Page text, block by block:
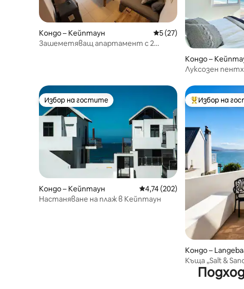
Кондо – Кейптаун Средна оценка: 5 от 5,
5 (27)
Зашеметяващ апартамент с 2
Кондо –
Луксозен
Избор на гостите
Избор на гостите
Кондо – Кейптаун Средна оценка: 4,74 от 5,
4,74 (202)
Настаняване на плаж в Кейптаун
Най-популярен
Избор на
Кондо –
Къща „Salt &
лагуната •